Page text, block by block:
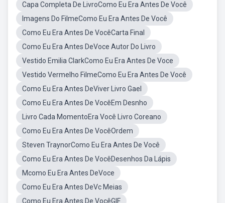
Capa Completa De LivroComo Eu Era Antes De Você
Imagens Do FilmeComo Eu Era Antes De Você
Como Eu Era Antes De VocêCarta Final
Como Eu Era Antes DeVoce Autor Do Livro
Vestido Emilia ClarkComo Eu Era Antes De Voce
Vestido Vermelho FilmeComo Eu Era Antes De Você
Como Eu Era Antes DeViver Livro Gael
Como Eu Era Antes De VocêEm Desnho
Livro Cada MomentoEra Você Livro Coreano
Como Eu Era Antes De VocêOrdem
Steven TraynorComo Eu Era Antes De Você
Como Eu Era Antes De VocêDesenhos Da Lápis
Mcomo Eu Era Antes DeVoce
Como Eu Era Antes DeVc Meias
Como Eu Era Antes De VocêGIF